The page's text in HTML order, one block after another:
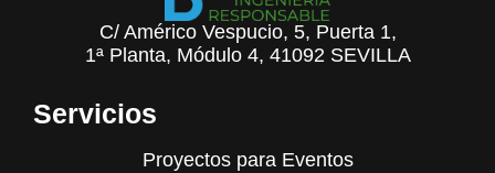
C/ Américo Vespucio, 5, Puerta 1,
1ª Planta, Módulo 4, 41092 SEVILLA
Servicios
Proyectos para Eventos